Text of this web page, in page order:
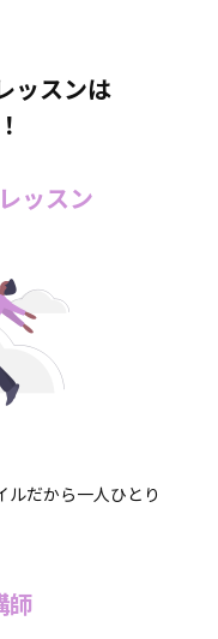
ッスンは
ッスン
ルだから一人ひとり
師